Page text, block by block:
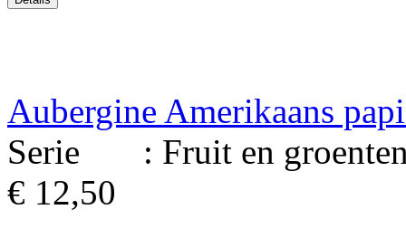
Aubergine Amerikaans
Serie : Fruit en
€ 12,50